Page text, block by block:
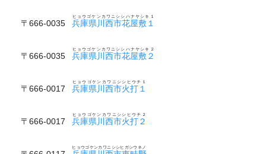
〒666-0035 兵庫県川西市花屋敷１
ヒョウゴケンカワニシシハナヤシキ１
〒666-0035 兵庫県川西市花屋敷２
ヒョウゴケンカワニシシハナヤシキ２
〒666-0017 兵庫県川西市火打１
ヒョウゴケンカワニシシヒウチ１
〒666-0017 兵庫県川西市火打２
ヒョウゴケンカワニシシヒウチ２
ヒョウゴケンカワニシシヒガシウネノ